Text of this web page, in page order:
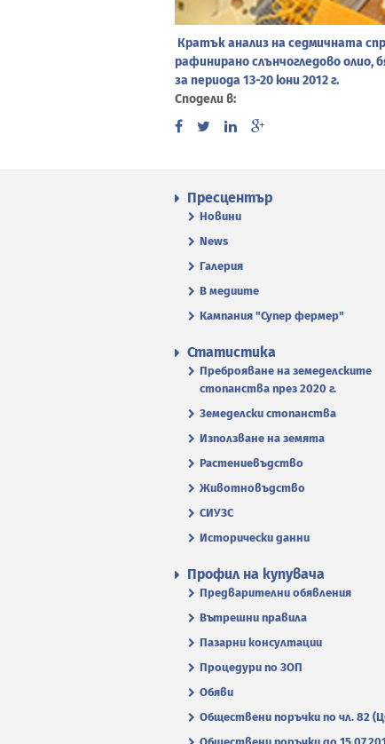
Кратък анализ на седмичната
рафинирано слънчогледово олио,
за периода 13-20 юни 2012 г.
Сподели в:
Пресцентър
Новини
News
Галерия
В медиите
Кампания "Супер фермер"
Статистика
Преброяване на земеделските
стопанства през 2020 г.
Земеделски стопанства
Използване на земята
Растениевъдство
Животновъдство
СИУЗС
Исторически данни
Профил на купувача
Предварителни обявления
Вътрешни правила
Пазарни консултации
Процедури по ЗОП
Обяви
Обществени поръчки по чл. 82
Обществени поръчки до